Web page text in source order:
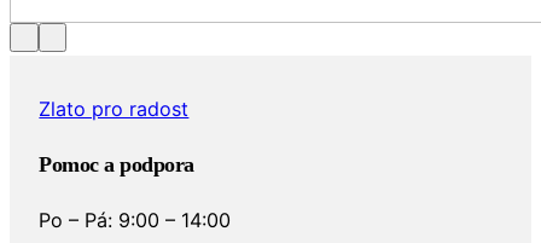
Zlato pro radost
Pomoc a podpora
Po – Pá: 9:00 – 14:00